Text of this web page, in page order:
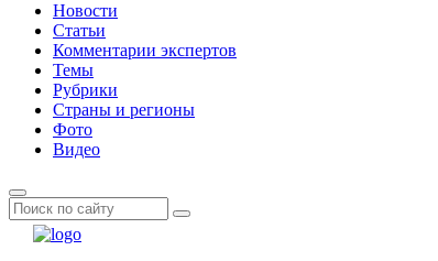
Новости
Статьи
Комментарии экспертов
Темы
Рубрики
Страны и регионы
Фото
Видео